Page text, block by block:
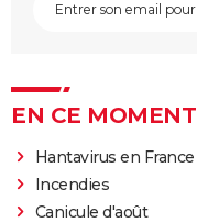
EN CE MOMENT
Hantavirus en France
Incendies
Canicule d'août